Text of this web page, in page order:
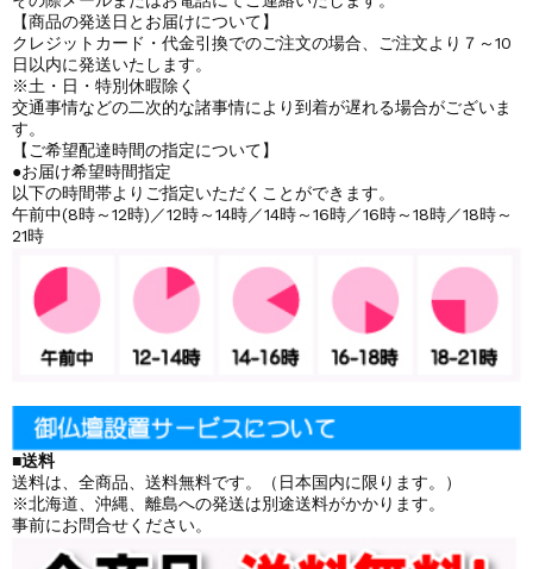
【商品の発送日とお届けについて】
クレジットカード・代金引換でのご注文の場合、ご注文より７～10
日以内に発送いたします。
※土・日・特別休暇除く
交通事情などの二次的な諸事情により到着が遅れる場合がございま
す。
【ご希望配達時間の指定について】
●お届け希望時間指定
以下の時間帯よりご指定いただくことができます。
午前中(8時～12時)／12時～14時／14時～16時／16時～18時／18時～
21時
■送料
送料は、全商品、送料無料です。（日本国内に限ります。）
※北海道、沖縄、離島への発送は別途送料がかかります。
事前にお問合せください。